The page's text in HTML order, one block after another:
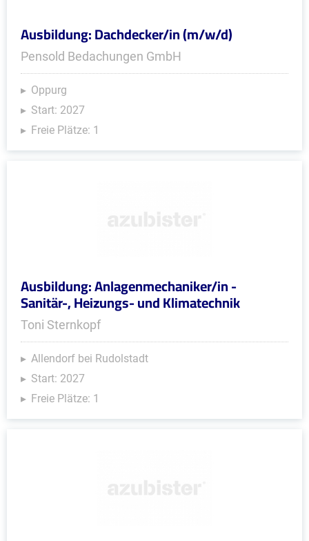
Ausbildung: Dachdecker/in (m/w/d)
Pensold Bedachungen GmbH
Oppurg
Start: 2027
Freie Plätze: 1
Ausbildung: Anlagenmechaniker/in -
Sanitär-, Heizungs- und Klimatechnik
Toni Sternkopf
Allendorf bei Rudolstadt
Start: 2027
Freie Plätze: 1